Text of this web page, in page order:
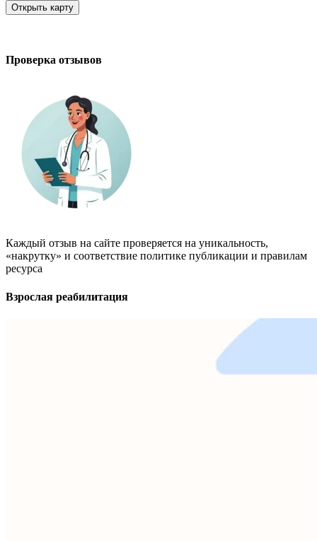
Открыть карту
Проверка отзывов
Каждый отзыв на сайте проверяется на уникальность,
«накрутку» и соответствие политике публикации и правилам
ресурса
Взрослая реабилитация